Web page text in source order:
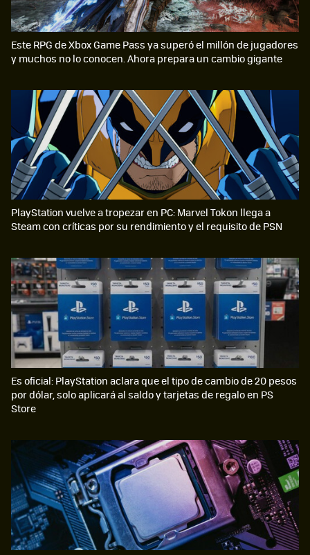
Este RPG de Xbox Game Pass ya superó el millón de jugadores
y muchos no lo conocen. Ahora prepara un cambio gigante
PlayStation vuelve a tropezar en PC: Marvel Tokon llega a
Steam con críticas por su rendimiento y el requisito de PSN
Es oficial: PlayStation aclara que el tipo de cambio de 20 pesos
por dólar, solo aplicará al saldo y tarjetas de regalo en PS
Store